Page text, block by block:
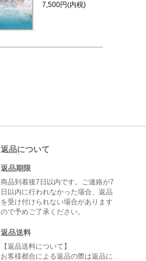
7,500円(内税)
返品について
返品期限
商品到着後7日以内です。ご連絡が7
日以内に行われなかった場合、返品
を受け付けられない場合があります
ので予めご了承ください。
返品送料
【返品送料について】
お客様都合による返品の際は返品に